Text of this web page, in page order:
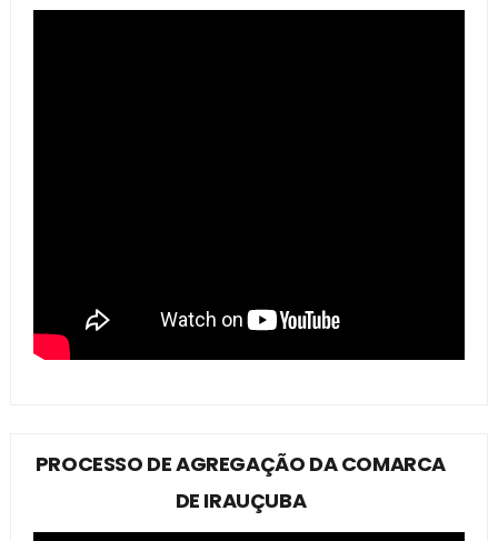
PROCESSO DE AGREGAÇÃO DA COMARCA
DE IRAUÇUBA